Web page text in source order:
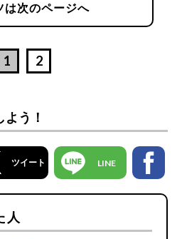
は次のページへ
1 2
う！
ツイート LINE
人